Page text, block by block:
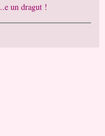
un dragut !